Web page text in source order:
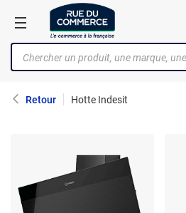
Retour Hotte Indesit